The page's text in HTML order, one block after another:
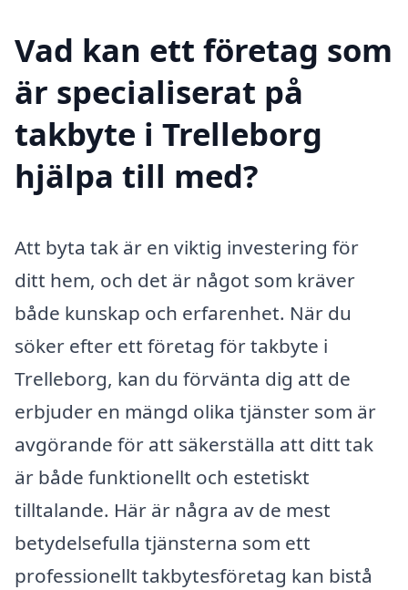
Vad kan ett företag som
är specialiserat på
takbyte i Trelleborg
hjälpa till med?
Att byta tak är en viktig investering för
ditt hem, och det är något som kräver
både kunskap och erfarenhet. När du
söker efter ett företag för takbyte i
Trelleborg, kan du förvänta dig att de
erbjuder en mängd olika tjänster som är
avgörande för att säkerställa att ditt tak
är både funktionellt och estetiskt
tilltalande. Här är några av de mest
betydelsefulla tjänsterna som ett
professionellt takbytesföretag kan bistå